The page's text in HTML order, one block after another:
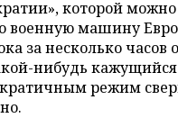
которой
военную машину
за несколько часов
нибудь
режим